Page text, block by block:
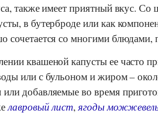
также имеет приятный вкус. Со
в бутерброде или как
сочетается со многими
квашеной капусты ее часто
или с бульоном и жиром –
добавляемые во время
лавровый лист,ягоды